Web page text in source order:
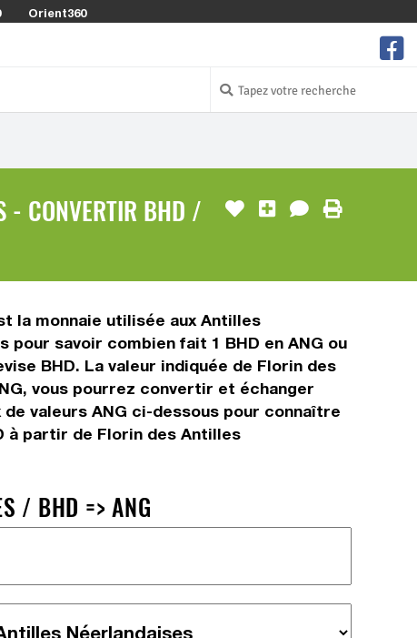
Orient360
- CONVERTIR BHD /
la monnaie utilisée aux Antilles
savoir combien fait 1 BHD en ANG ou
BHD. La valeur indiquée de Florin des
vous pourrez convertir et échanger
valeurs ANG ci-dessous pour connaître
à partir de Florin des Antilles
/ BHD => ANG